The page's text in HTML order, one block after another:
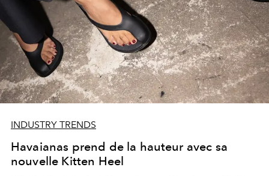
INDUSTRY TRENDS
Havaianas prend de la hauteur avec sa
nouvelle Kitten Heel